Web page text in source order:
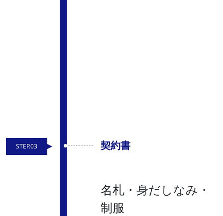
STEP.03 契約書
名札・身だしなみ・
制服